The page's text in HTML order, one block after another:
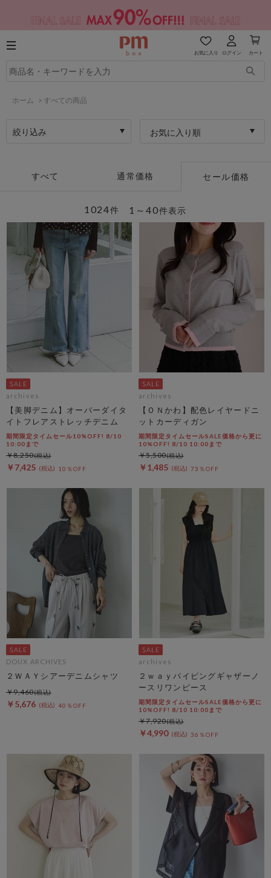
お気に入り ログイン カート
ホーム > すべての商品
絞り込み お気に入り順
すべて 通常価格 セール価格
1～40件表示
1024件
archives
【美脚デニム】オーバーダイタ
イトフレアストレッチデニム
期間限定タイムセール10%OFF! 8/10
10:00まで
￥7,425 10％OFF
￥8,250
archives
【ＯＮかわ】配色レイヤードニ
ットカーディガン
期間限定タイムセールSALE価格から更に
10%OFF! 8/10 10:00まで
￥1,485 73％OFF
￥5,500
DOUX ARCHIVES
２ＷＡＹシアーデニムシャツ
￥5,676 40％OFF
￥9,460
archives
２ｗａｙパイピングギャザーノ
ースリワンピース
期間限定タイムセールSALE価格から更に
10%OFF! 8/10 10:00まで
￥4,990 36％OFF
￥7,920